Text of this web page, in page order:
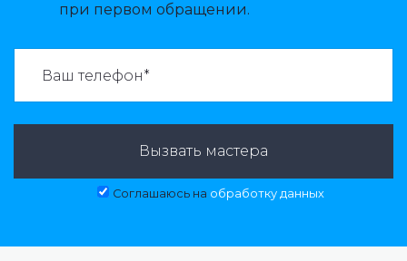
при первом обращении.
Вызвать мастера
Соглашаюсь на обработку данных